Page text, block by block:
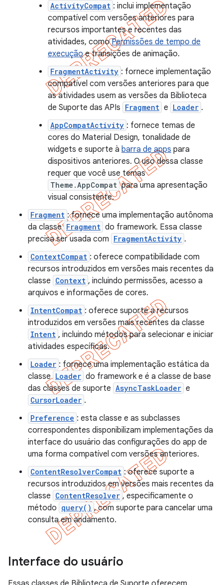
ActivityCompat : inclui implementação
compatível com versões anteriores para
recursos importantes e recentes das
atividades, comoPermissões de tempo de
execuçãoe transições de animação.
FragmentActivity : fornece implementação
compatível com versões anteriores para que
as atividades usem as versões da Biblioteca
de Suporte das APIs Fragment e Loader .
AppCompatActivity : fornece temas de
cores do Material Design, tonalidade de
widgets e suporte à barra de apps para
dispositivos anteriores. O uso dessa classe
requer que você use temas
Theme.AppCompat para uma apresentação
visual consistente.
Fragment : fornece uma implementação autônoma
da classe Fragment do framework. Essa classe
precisa ser usada com FragmentActivity .
ContextCompat : oferece compatibilidade com
recursos introduzidos em versões mais recentes da
classe Context , incluindo permissões, acesso a
arquivos e informações de cores.
IntentCompat : oferece suporte a recursos
introduzidos em versões mais recentes da classe
Intent , incluindo métodos para selecionar e iniciar
atividades específicas.
Loader : fornece uma implementação estática da
classe Loader do framework e é a classe de base
das classes de suporte AsyncTaskLoader e
CursorLoader .
Preference : esta classe e as subclasses
correspondentes disponibilizam implementações da
interface do usuário das configurações do app de
uma forma compatível com versões anteriores.
ContentResolverCompat : oferece suporte a
recursos introduzidos em versões mais recentes da
classe ContentResolver , especificamente o
método query() , com suporte para cancelar uma
consulta em andamento.
Interface do usuário